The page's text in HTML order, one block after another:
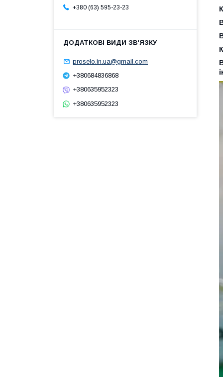
+380 (63) 595-23-23
proselo.in.ua@gmail.com
+380684836868
+380635952323
+380635952323